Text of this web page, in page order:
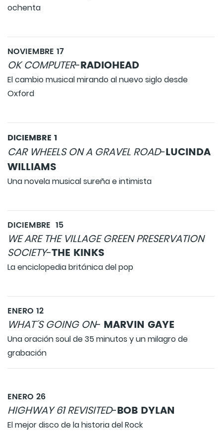
ochenta
NOVIEMBRE 17
OK COMPUTER-RADIOHEAD
El cambio musical mirando al nuevo siglo desde
Oxford
DICIEMBRE 1
CAR WHEELS ON A GRAVEL ROAD-LUCINDA
WILLIAMS
Una novela musical sureña e intimista
DICIEMBRE 15
WE ARE THE VILLAGE GREEN PRESERVATION
SOCIETY-THE KINKS
La enciclopedia británica del pop
ENERO 12
WHAT´S GOING ON- MARVIN GAYE
Una oración soul de 35 minutos y un milagro de
grabación
ENERO 26
HIGHWAY 61 REVISITED-BOB DYLAN
El mejor disco de la historia del Rock